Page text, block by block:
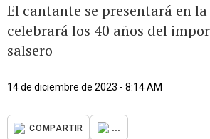
El cantante se presentará en
celebrará los 40 años del
salsero
14 de diciembre de 2023 - 8:14 AM
COMPARTIR ...